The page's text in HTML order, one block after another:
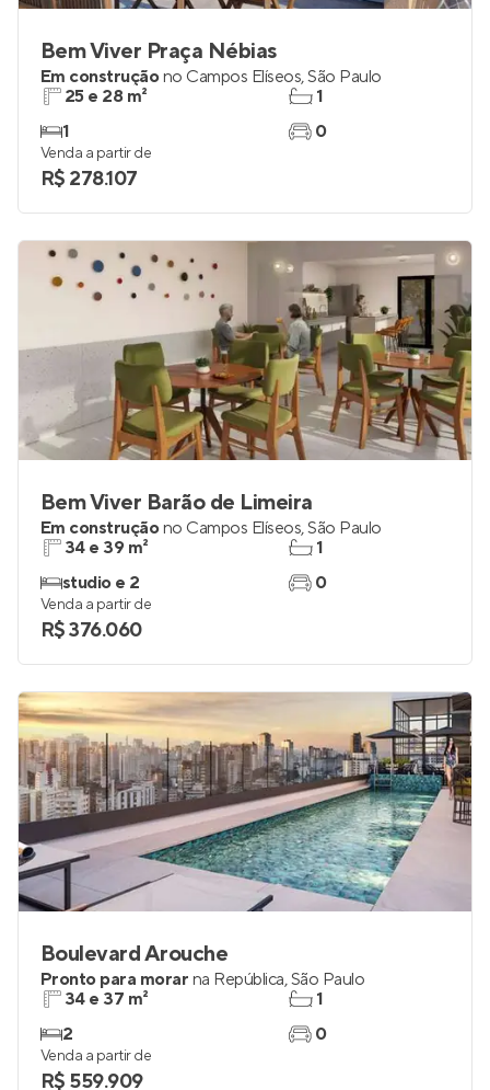
Bem Viver Praça Nébias
Em construçãono Campos Elíseos,São Paulo
25 e 28 m²
1
1
0
Venda a partir de
R$ 278.107
Bem Viver Barão de Limeira
Em construçãono Campos Elíseos,São Paulo
34 e 39 m²
studio e 2
1
0
Venda a partir de
R$ 376.060
Boulevard Arouche
Pronto para morar na República,São Paulo
34 e 37 m²
2
1
0
Venda a partir de
R$ 559.909